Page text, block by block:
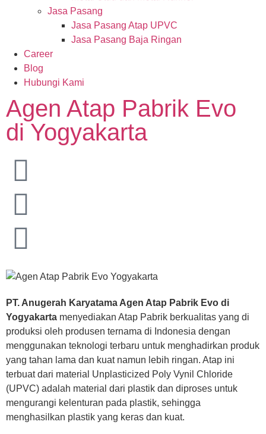
Jasa Pasang
Jasa Pasang Atap UPVC
Jasa Pasang Baja Ringan
Career
Blog
Hubungi Kami
Agen Atap Pabrik Evo
di Yogyakarta
PT. Anugerah Karyatama Agen Atap Pabrik Evo di
Yogyakarta menyediakan Atap Pabrik berkualitas yang di
produksi oleh produsen ternama di Indonesia dengan
menggunakan teknologi terbaru untuk menghadirkan produk
yang tahan lama dan kuat namun lebih ringan. Atap ini
terbuat dari material Unplasticized Poly Vynil Chloride
(UPVC) adalah material dari plastik dan diproses untuk
mengurangi kelenturan pada plastik, sehingga
menghasilkan plastik yang keras dan kuat.